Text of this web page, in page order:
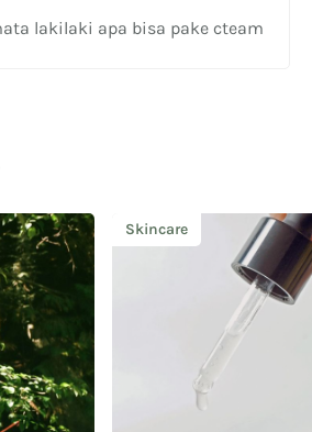
lakilaki apa bisa pake cteam
Skincare